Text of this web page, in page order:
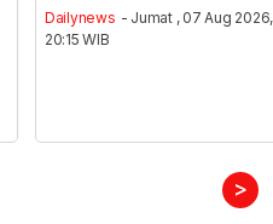
Dailynews - Jumat , 07 Aug 2026,
20:15 WIB
>